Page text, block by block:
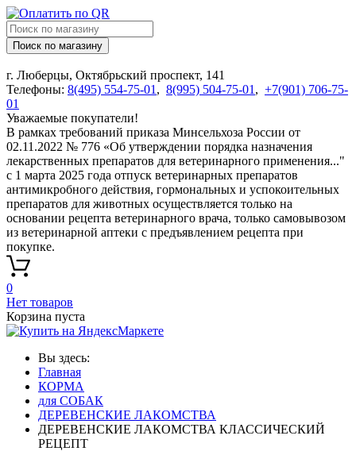
Поиск по магазину
г. Люберцы, Октябрьский проспект, 141
Телефоны: 8(495) 554-75-01 , 8(995) 504-75-01 , +7(901) 706-75-
01
Уважаемые покупатели!
В рамках требований приказа Минсельхоза России от
02.11.2022 № 776 «Об утверждении порядка назначения
лекарственных препаратов для ветеринарного применения..."
с 1 марта 2025 года отпуск ветеринарных препаратов
антимикробного действия, гормональных и успокоительных
препаратов для животных осуществляется только на
основании рецепта ветеринарного врача, только самовывозом
из ветеринарной аптеки с предъявлением рецепта при
покупке.
0
Нет товаров
Корзина пуста
Вы здесь:
Главная
КОРМА
для СОБАК
ДЕРЕВЕНСКИЕ ЛАКОМСТВА
ДЕРЕВЕНСКИЕ ЛАКОМСТВА КЛАССИЧЕСКИЙ
РЕЦЕПТ